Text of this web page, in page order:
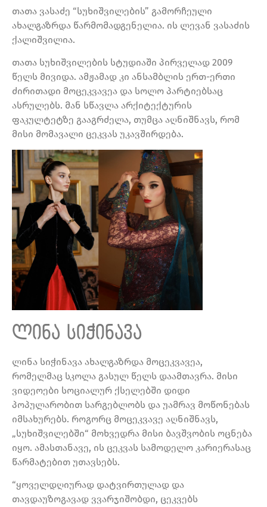
თათა ვასაძე “სუხიშვილების” გამორჩეული
ახალგაზრდა წარმომადგენელია. ის ლევან ვასაძის
ქალიშვილია.
თათა სუხიშვილების სტუდიაში პირველად 2009
წელს მივიდა. ამჟამად კი ანსამბლის ერთ-ერთი
ძირითადი მოცეკვავეა და სოლო პარტიებსაც
ასრულებს. მან სწავლა არქიტექტურის
ფაკულტეტზე გააგრძელა, თუმცა აღნიშნავს, რომ
მისი მომავალი ცეკვას უკავშირდება.
ლინა სიჭინავა
ლინა სიჭინავა ახალგაზრდა მოცეკვავეა,
რომელმაც სკოლა გასულ წელს დაამთავრა. მისი
ვიდეოები სოციალურ ქსელებში დიდი
პოპულარობით სარგებლობს და უამრავ მოწონებას
იმსახურებს. როგორც მოცეკვავე აღნიშნავს,
„სუხიშვილებში“ მოხვედრა მისი ბავშვობის ოცნება
იყო. ამასთანავე, ის ცეკვას სამოდელო კარიერასაც
წარმატებით უთავსებს.
“ყოველდღიურად დატვირთულად და
თავდაუზოგავად ვვარჯიშობდი, ცეკვებს